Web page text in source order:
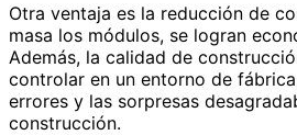
Otra ventaja es la reducción de
masa los módulos, se logran
Además, la calidad de
controlar en un entorno de
errores y las sorpresas
construcción.